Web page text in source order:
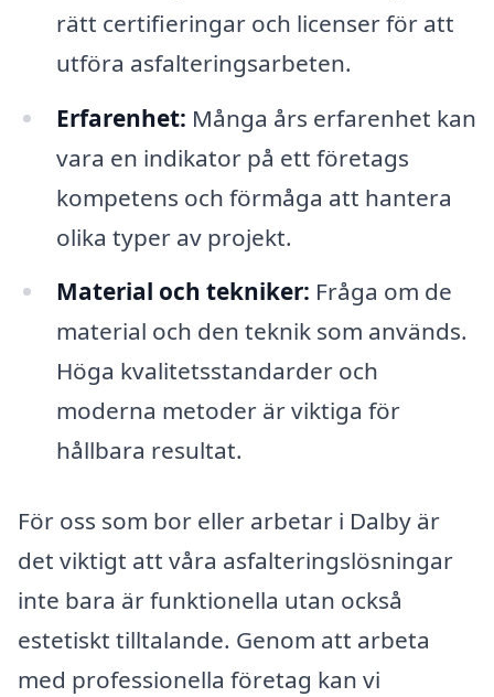
rätt certifieringar och licenser för att
utföra asfalteringsarbeten.
Erfarenhet: Många års erfarenhet kan
vara en indikator på ett företags
kompetens och förmåga att hantera
olika typer av projekt.
Material och tekniker: Fråga om de
material och den teknik som används.
Höga kvalitetsstandarder och
moderna metoder är viktiga för
hållbara resultat.
För oss som bor eller arbetar i Dalby är
det viktigt att våra asfalteringslösningar
inte bara är funktionella utan också
estetiskt tilltalande. Genom att arbeta
med professionella företag kan vi